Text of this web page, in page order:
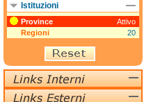
Istituzioni
Province
Attivo
Regioni
20